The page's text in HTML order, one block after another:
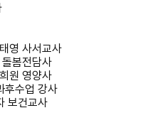
영 사서교사
봄전담사
원 영양사
후수업 강사
보건교사